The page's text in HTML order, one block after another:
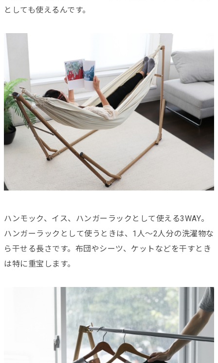
としても使えるんです。
ハンモック、イス、ハンガーラックとして使える3WAY。
ハンガーラックとして使うときは、1人～2人分の洗濯物な
ら干せる長さです。布団やシーツ、ケットなどを干すとき
は特に重宝します。